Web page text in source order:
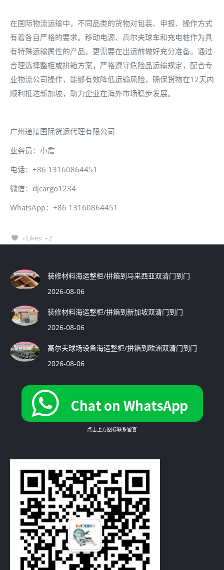
在国际物流运输中，不同品类的货物对包装、申报、操作方式
有着各自严格的要求。移动电源、高尔夫球车和充电桩作为具
有特殊运输属性的产品，更需要在出运前做好充分准备。通过
合理选择整柜或拼箱方案，严格遵守危险品运输规定，配合专
业物流公司操作，能够有效降低运输风险，确保货物在12天内
顺利抵达新加坡，助力企业在海外市场稳步发展。
广州递接国际货运代理有限公司
业务员：小詹
电话：+86 13160864451
微信：djcargo1234
WhatsApp：+86 13160864451
Likes: 2
装修材料海运整柜/拼箱到马来西亚双清门到门
2026-08-06
装修材料海运整柜/拼箱到新加坡双清门到门
2026-08-06
高尔夫球场设备海运整柜/拼箱到欧洲双清门到门
2026-08-06
点击上方图标联系留言